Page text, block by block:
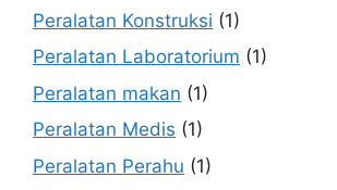
Peralatan Konstruksi (1)
Peralatan Laboratorium (1)
Peralatan makan (1)
Peralatan Medis (1)
Peralatan Perahu (1)